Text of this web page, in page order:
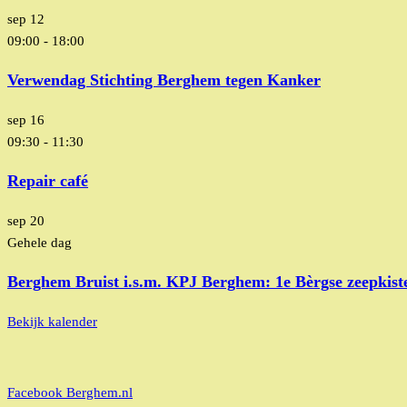
sep 12
09:00 - 18:00
Verwendag Stichting Berghem tegen Kanker
sep 16
09:30 - 11:30
Repair café
sep 20
Gehele dag
Berghem Bruist i.s.m. KPJ Berghem: 1e Bèrgse
Bekijk kalender
Facebook Berghem.nl